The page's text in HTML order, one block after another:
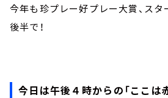
今年も珍プレー好プレー大賞、スタ
後半で！
今日は午後４時からの「ここは